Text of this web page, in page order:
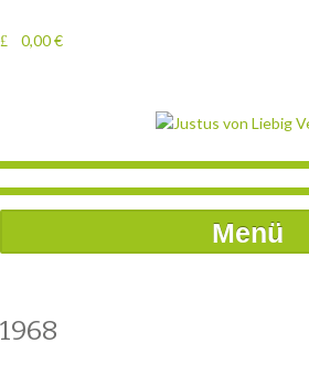
0,00€
Menü
1968